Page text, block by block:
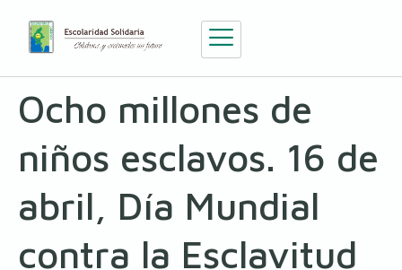
Ocho millones de
niños esclavos. 16 de
abril, Día Mundial
contra la Esclavitud